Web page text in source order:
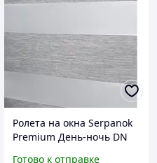
Ролета на окна Serpanok
Premium День-ночь DN
Готово к отправке